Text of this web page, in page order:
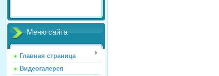
Меню сайта
Главная страница
Видеогалерея